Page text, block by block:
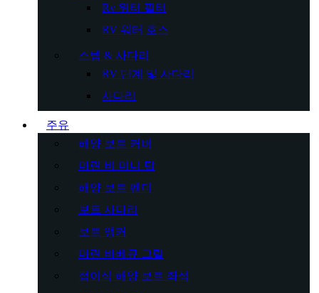
Rv 워터 필터
RV 워터 호스
스텝 & 사다리
RV 단계 및 사다리
사다리
주유
해양 보트 커버
마린 비 미니 탑
해양 보트 펜더
보트 사다리
보트 앵커
마린 바베큐 그릴
접이식 해양 보트 좌석